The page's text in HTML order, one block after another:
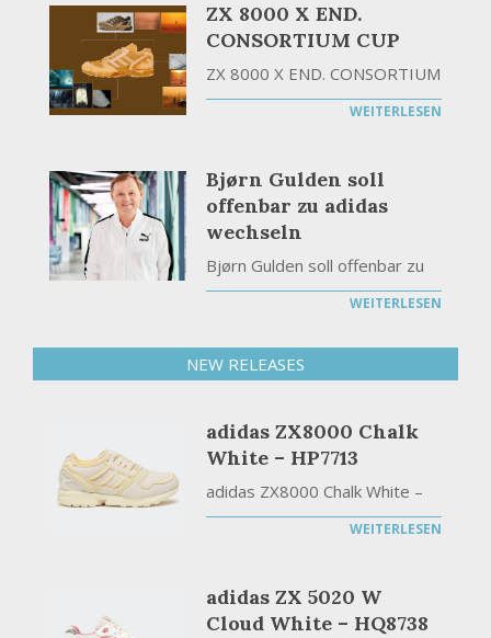
ZX 8000 X END.
CONSORTIUM CUP
ZX 8000 X END. CONSORTIUM
WEITERLESEN
Bjørn Gulden soll
offenbar zu adidas
wechseln
Bjørn Gulden soll offenbar zu
WEITERLESEN
NEW RELEASES
adidas ZX8000 Chalk
White – HP7713
adidas ZX8000 Chalk White –
WEITERLESEN
adidas ZX 5020 W
Cloud White – HQ8738